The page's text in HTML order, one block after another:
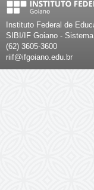
Instituto Federal de
SIBI/IF Goiano -
(62) 3605-3600
riif@ifgoiano.edu.br